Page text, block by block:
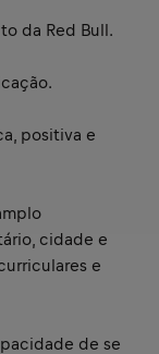
da Red Bull.
positiva e
cidade e
e
de se